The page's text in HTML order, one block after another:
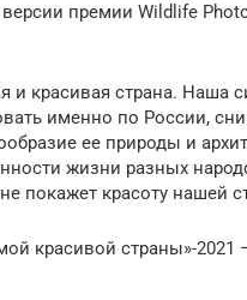
премии Wildlife
и красивая страна. Наша
именно по России,
ее природы и
жизни разных
покажет красоту нашей
красивой страны»-2021